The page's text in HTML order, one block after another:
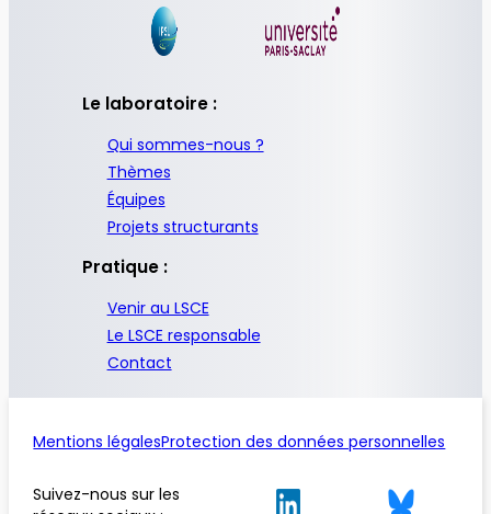
Le laboratoire :
Qui sommes-nous ?
Thèmes
Équipes
Projets structurants
Pratique :
Venir au LSCE
Le LSCE responsable
Contact
Mentions légalesProtection des données personnelles
Suivez-nous sur les